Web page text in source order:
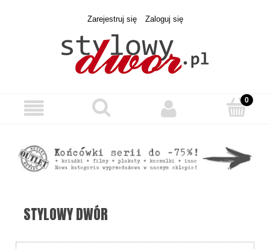
Zarejestruj się Zaloguj się
STYLOWY DWÓR